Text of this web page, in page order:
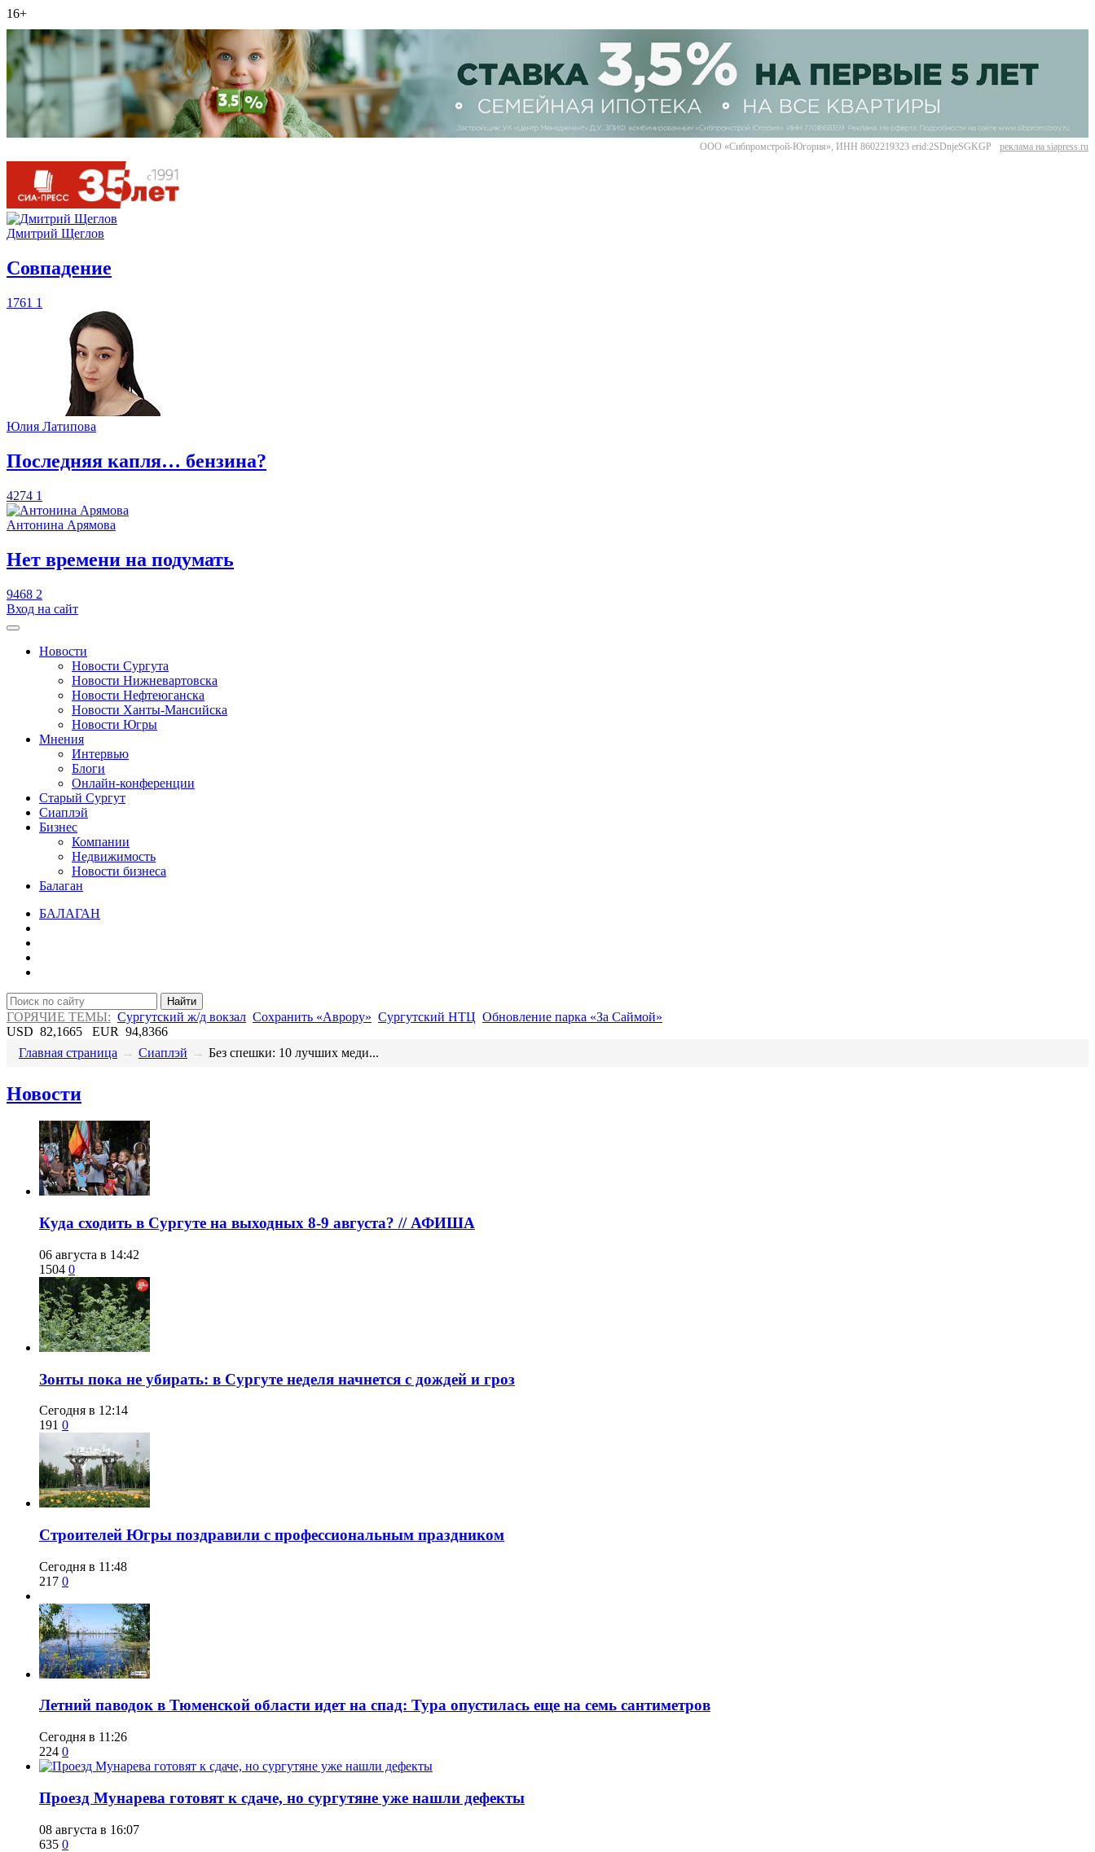
16+
ООО «Сибпромстрой-Югория», ИНН 8602219323 erid:2SDnjeSGKGP реклама на siapress.ru
Дмитрий Щеглов
​Совпадение
1761 1
Юлия Латипова
​Последняя капля… бензина?
4274 1
Антонина Арямова
​Нет времени на подумать
9468 2
Вход на сайт
Новости
Новости Сургута
Новости Нижневартовска
Новости Нефтеюганска
Новости Ханты-Мансийска
Новости Югры
Мнения
Интервью
Блоги
Онлайн-конференции
Старый Сургут
Сиаплэй
Бизнес
Компании
Недвижимость
Новости бизнеса
Балаган
БАЛАГАН
Найти
ГОРЯЧИЕ ТЕМЫ: Сургутский ж/д вокзал Сохранить «Аврору» Сургутский НТЦ Обновление парка «За Саймой»
USD 82,1665 EUR 94,8366
Главная страница → Сиаплэй → Без спешки: 10 лучших меди...
Новости
​Куда сходить в Сургуте на выходных 8-9 августа? // АФИША
06 августа в 14:42
1504 0
​Зонты пока не убирать: в Сургуте неделя начнется с дождей и гроз
Сегодня в 12:14
191 0
​Строителей Югры поздравили с профессиональным праздником
Сегодня в 11:48
217 0
​Летний паводок в Тюменской области идет на спад: Тура опустилась еще на семь сантиметров
Сегодня в 11:26
224 0
​Проезд Мунарева готовят к сдаче, но сургутяне уже нашли дефекты
08 августа в 16:07
635 0